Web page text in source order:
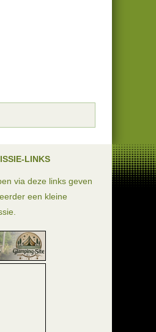
LINKS
via deze links geven
een kleine